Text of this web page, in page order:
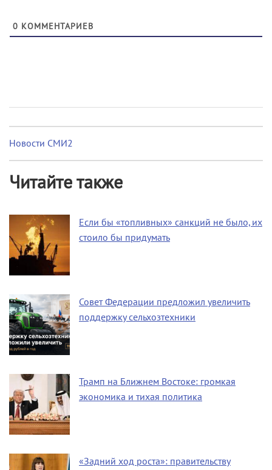
0 КОММЕНТАРИЕВ
Новости СМИ2
Читайте также
Если бы «топливных» санкций не было, их
стоило бы придумать
Совет Федерации предложил увеличить
поддержку сельхозтехники
Трамп на Ближнем Востоке: громкая
экономика и тихая политика
«Задний ход роста»: правительству